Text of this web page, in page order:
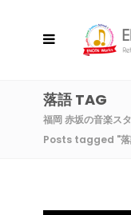
落語 TAG
福岡 赤坂の音楽
Posts tagged "落